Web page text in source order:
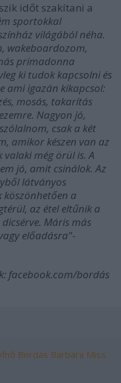
időt szakítani a
sportokkal
világából néha.
wakeboardozom,
primadonna
ki tudok kapcsolni és
ami igazán kikapcsol:
mosás, takarítás
Nagyon jó,
csak a két
amikor készen van az
valaki még örül is. A
jó, amit csinálok. Az
látványos
köszönhetően a
az étel eltűnik a
Máris más
előadásra"-
facebook.com/bordás
Bordás Barbara Miss